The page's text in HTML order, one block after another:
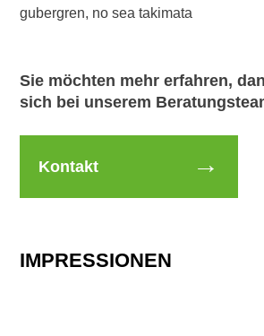
gubergren, no sea takimata
Sie möchten mehr erfahren,
sich bei unserem
Kontakt
IMPRESSIONEN